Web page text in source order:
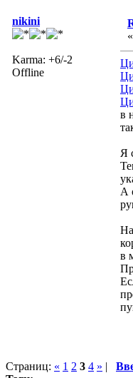
nikini
Karma: +6/-2
Offline
«
в
Я
А
в
Страниц: « 1 2 3 4 » |